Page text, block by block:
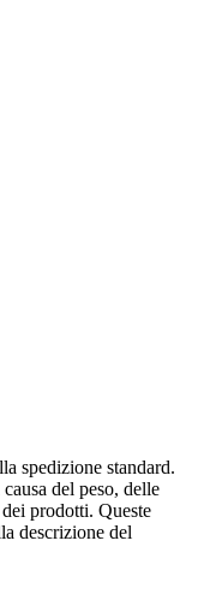
spedizione standard.
del peso, delle
prodotti. Queste
descrizione del